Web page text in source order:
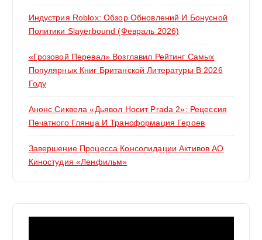
Индустрия Roblox: Обзор Обновлений И Бонусной
Политики Slayerbound (февраль 2026)
«Грозовой Перевал» Возглавил Рейтинг Самых
Популярных Книг Британской Литературы В 2026
Году
Анонс Сиквела «Дьявол Носит Prada 2»: Рецессия
Печатного Глянца И Трансформация Героев
Завершение Процесса Консолидации Активов АО
Киностудия «Ленфильм»